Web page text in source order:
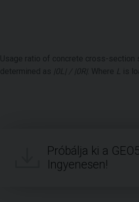
Usage ratio of concrete cross-section
determined as |0L| / |0R|. Where L is
Próbálja ki a
Ingyenesen!